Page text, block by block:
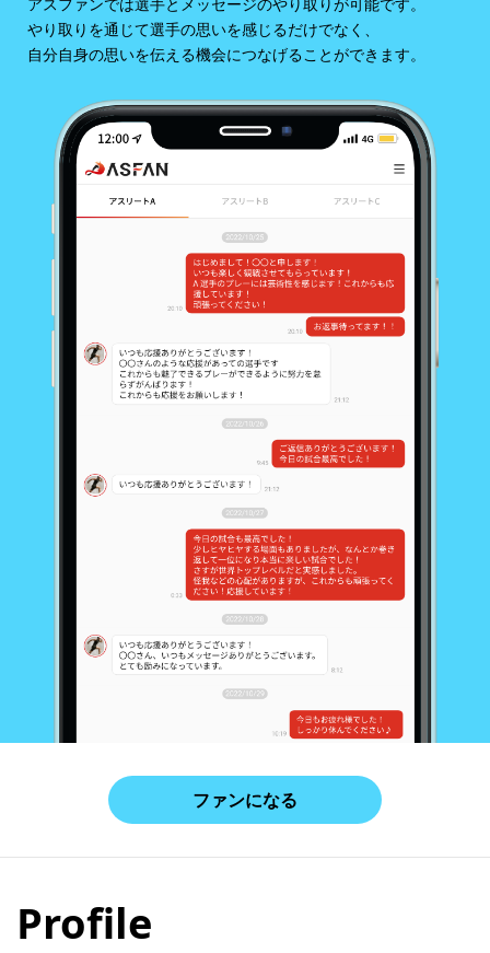
やり取りを通じて選手の思いを感じるだけでなく、
自分自身の思いを伝える機会につなげることができます。
ファンになる
Profile